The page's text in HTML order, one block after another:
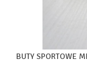
BUTY SPORTOWE